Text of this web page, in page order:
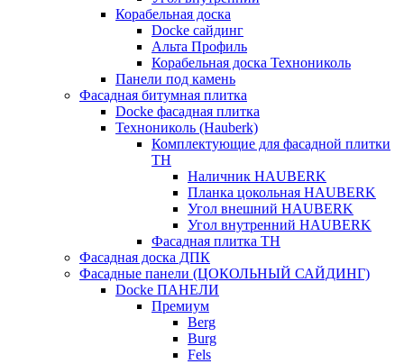
Корабельная доска
Docke сайдинг
Альта Профиль
Корабельная доска Технониколь
Панели под камень
Фасадная битумная плитка
Docke фасадная плитка
Технониколь (Hauberk)
Комплектующие для фасадной плитки
ТН
Наличник HAUBERK
Планка цокольная HAUBERK
Угол внешний HAUBERK
Угол внутренний HAUBERK
Фасадная плитка ТН
Фасадная доска ДПК
Фасадные панели (ЦОКОЛЬНЫЙ САЙДИНГ)
Docke ПАНЕЛИ
Премиум
Berg
Burg
Fels